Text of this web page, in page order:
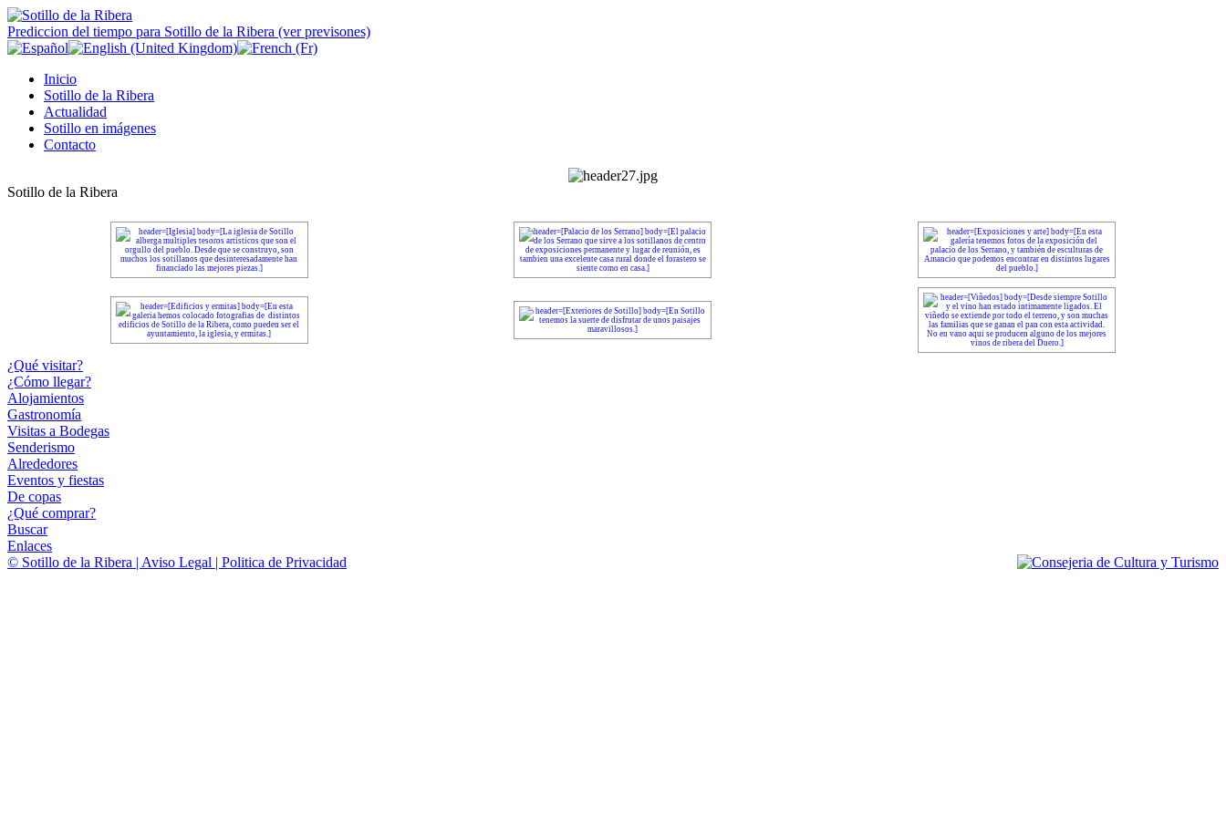
Prediccion del tiempo para Sotillo de la Ribera (ver previsones)
Inicio
Sotillo de la Ribera
Actualidad
Sotillo en imágenes
Contacto
Sotillo de la Ribera
¿Qué visitar?
¿Cómo llegar?
Alojamientos
Gastronomía
Visitas a Bodegas
Senderismo
Alrededores
Eventos y fiestas
De copas
¿Qué comprar?
Buscar
Enlaces
© Sotillo de la Ribera | Aviso Legal | Politica de Privacidad